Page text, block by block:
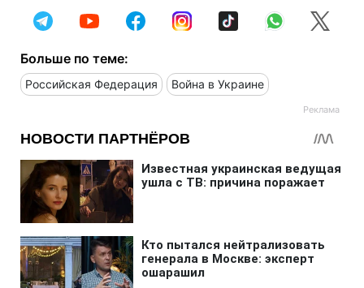
Больше по теме:
Российская Федерация Война в Украине